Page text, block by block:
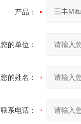
产品：
您的单位：
您的姓名：
联系电话：